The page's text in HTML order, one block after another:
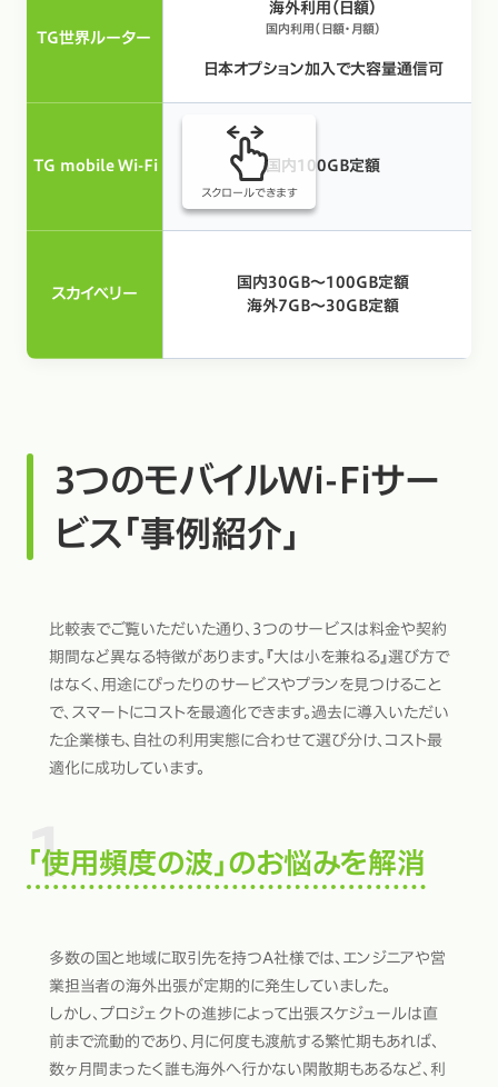
TG世界ルーター
海外利用（日額）
国内利用（日額・月額）
日本オプション加入で大容量通信可
TG mobile Wi-Fi 国内100GB定額
スカイベリー
国内30GB〜100GB定額
海外7GB〜30GB定額
スクロールできます
3つのモバイルWi-Fiサー
ビス「事例紹介」
比較表でご覧いただいた通り、3つのサービスは料金や契約
期間など異なる特徴があります。『大は小を兼ねる』選び方で
はなく、用途にぴったりのサービスやプランを見つけること
で、スマートにコストを最適化できます。過去に導入いただい
た企業様も、自社の利用実態に合わせて選び分け、コスト最
適化に成功しています。
「使用頻度の波」のお悩みを解消
多数の国と地域に取引先を持つA社様では、エンジニアや営
業担当者の海外出張が定期的に発生していました。
しかし、プロジェクトの進捗によって出張スケジュールは直
前まで流動的であり、月に何度も渡航する繁忙期もあれば、
数ヶ月間まったく誰も海外へ行かない閑散期もあるなど、利